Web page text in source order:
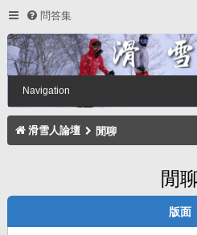
問答集
Navigation
滑雪人論壇 閒聊
閒
版面